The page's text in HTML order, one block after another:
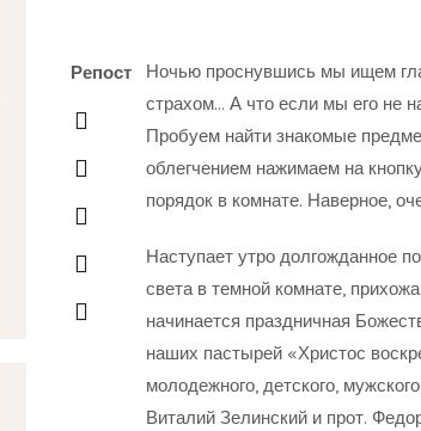
Репост
Ночью проснувшись мы ищем
страхом… А что если мы его не
Пробуем найти знакомые
облегчением нажимаем на
порядок в комнате. Наверное,
Наступает утро долгожданное
света в темной комнате,
начинается праздничная
наших пастырей «Христос
молодежного, детского,
Виталий Зелинский и прот.